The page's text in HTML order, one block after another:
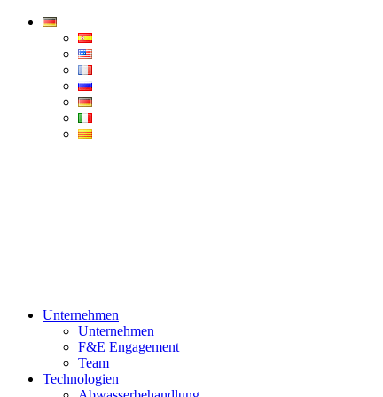
Condorchem
Unternehmen
Unternehmen
F&E Engagement
Team
Technologien